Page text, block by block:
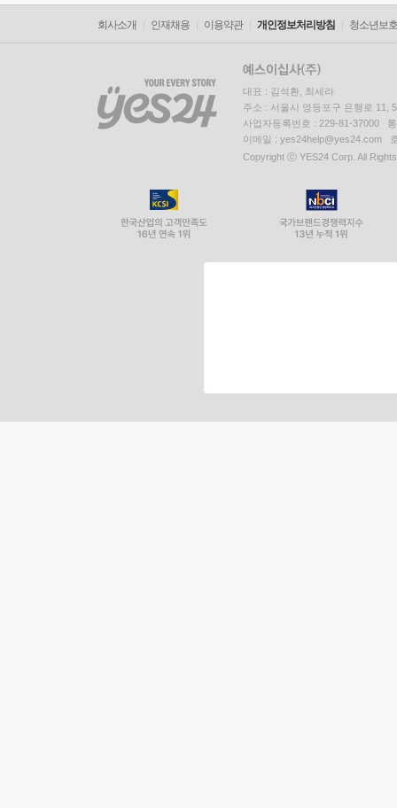
회사소개 인재채용 이용약관 개인정보처리방침 청소년보
대표 : 김석환, 최세라
주소 : 서울시 영등포구 은행로 11,
사업자등록번호 : 229-81-37000
이메일 : yes24help@yes24.com
Copyright ⓒ YES24 Corp. All